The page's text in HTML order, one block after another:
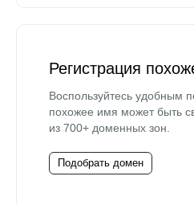
Регистрация
Воспользуйтесь удобным
похожее имя может быть
из 700+ доменных зон.
Подобрать домен